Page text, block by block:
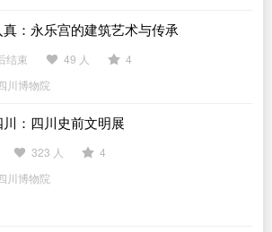
：永乐宫的建筑艺术与传承
结束 49 人
4
川博物院
：四川史前文明展
323 人
4
川博物院